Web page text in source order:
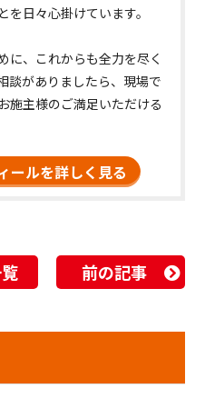
日々心掛けています。
に、これからも全力を尽く
談がありましたら、現場で
施主様のご満足いただける
ールを詳しく見る
前の記事